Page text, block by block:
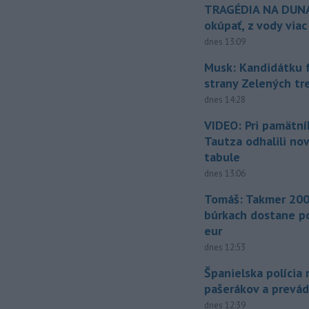
TRAGÉDIA NA
okúpať, z vody
dnes 13:09
Musk: Kandidátku
strany Zelených
dnes 14:28
VIDEO: Pri
Tautza odhalili
tabule
dnes 13:06
Tomáš: Takmer
búrkach dostane
eur
dnes 12:53
Španielska polícia
pašerákov a
dnes 12:39